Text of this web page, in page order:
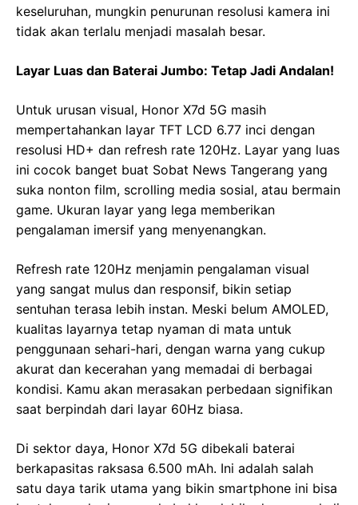
keseluruhan, mungkin penurunan resolusi kamera ini
tidak akan terlalu menjadi masalah besar.
Layar Luas dan Baterai Jumbo: Tetap Jadi Andalan!
Untuk urusan visual, Honor X7d 5G masih
mempertahankan layar TFT LCD 6.77 inci dengan
resolusi HD+ dan refresh rate 120Hz. Layar yang luas
ini cocok banget buat Sobat News Tangerang yang
suka nonton film, scrolling media sosial, atau bermain
game. Ukuran layar yang lega memberikan
pengalaman imersif yang menyenangkan.
Refresh rate 120Hz menjamin pengalaman visual
yang sangat mulus dan responsif, bikin setiap
sentuhan terasa lebih instan. Meski belum AMOLED,
kualitas layarnya tetap nyaman di mata untuk
penggunaan sehari-hari, dengan warna yang cukup
akurat dan kecerahan yang memadai di berbagai
kondisi. Kamu akan merasakan perbedaan signifikan
saat berpindah dari layar 60Hz biasa.
Di sektor daya, Honor X7d 5G dibekali baterai
berkapasitas raksasa 6.500 mAh. Ini adalah salah
satu daya tarik utama yang bikin smartphone ini bisa